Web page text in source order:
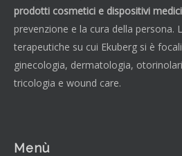
prodotti cosmetici e dispositivi medici
prevenzione e la cura della persona.
terapeutiche su cui Ekuberg si è
ginecologia, dermatologia,
tricologia e wound care.
Menù